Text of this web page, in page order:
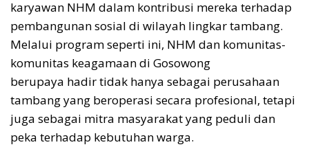
karyawan NHM dalam kontribusi mereka terhadap
pembangunan sosial di wilayah lingkar tambang.
Melalui program seperti ini, NHM dan komunitas-
komunitas keagamaan di Gosowong
berupaya hadir tidak hanya sebagai perusahaan
tambang yang beroperasi secara profesional, tetapi
juga sebagai mitra masyarakat yang peduli dan
peka terhadap kebutuhan warga.